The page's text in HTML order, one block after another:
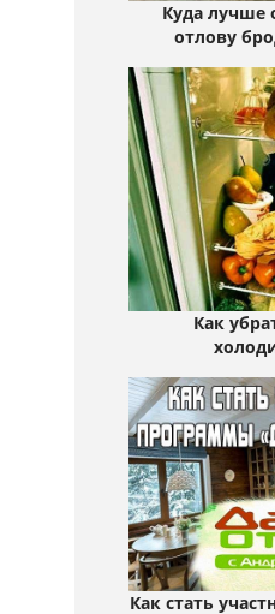
Куда лучше
отлову
Как
Как стать